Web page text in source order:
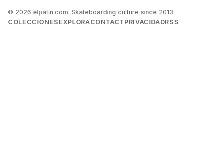
© 2026 elpatin.com. Skateboarding culture since 2013.
COLECCIONES EXPLORACONTACT PRIVACIDADRSS